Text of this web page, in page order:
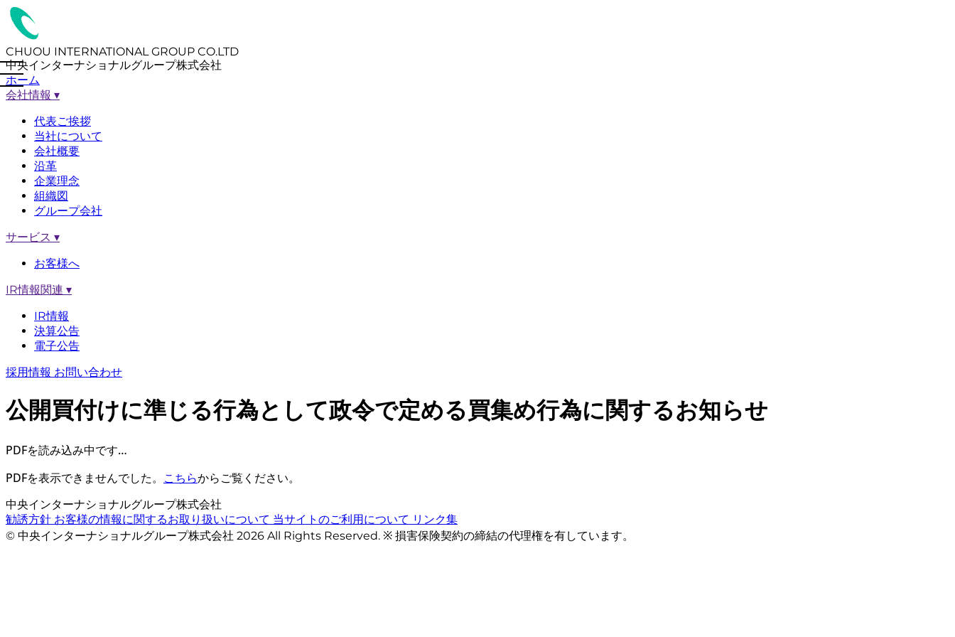
CHUOU INTERNATIONAL GROUP CO.LTD
中央インターナショナルグループ株式会社
ホーム
会社情報 ▾
代表ご挨拶
当社について
会社概要
沿革
企業理念
組織図
グループ会社
サービス ▾
お客様へ
IR情報関連 ▾
IR情報
決算公告
電子公告
採用情報 お問い合わせ
公開買付けに準じる行為として政令で定める買集め行為に関するお知らせ
PDFを読み込み中です…
PDFを表示できませんでした。 こちらからご覧ください。
中央インターナショナルグループ株式会社
勧誘方針 お客様の情報に関するお取り扱いについて 当サイトのご利用について リンク集
© 中央インターナショナルグループ株式会社 2026 All Rights Reserved. ※ 損害保険契約の締結の代理権を有しています。